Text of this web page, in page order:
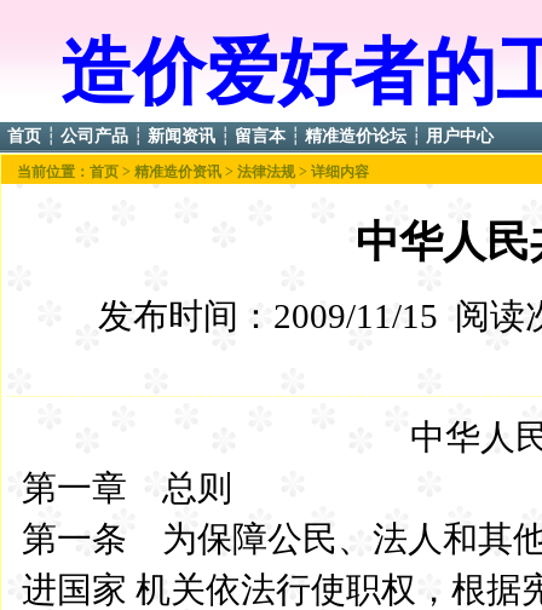
造价爱好者的
首页 ┆ 公司产品 ┆ 新闻资讯 ┆ 留言本 ┆ 精准造价论坛 ┆ 用户中心
当前位置： 首页 > 精准造价资讯 > 法律法规> 详细内容
中华人
发布时间：2009/11/15 阅
中华人
第一章 总则
第一条 为保障公民、法人和其
进国家 机关依法行使职权，根据